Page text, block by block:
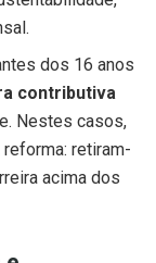
dos 16 anos
contributiva
Nestes casos,
retiram-
acima dos